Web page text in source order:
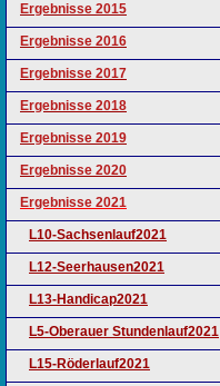
Ergebnisse 2015
Ergebnisse 2016
Ergebnisse 2017
Ergebnisse 2018
Ergebnisse 2019
Ergebnisse 2020
Ergebnisse 2021
L10-Sachsenlauf2021
L12-Seerhausen2021
L13-Handicap2021
L5-Oberauer Stundenlauf2021
L15-Röderlauf2021